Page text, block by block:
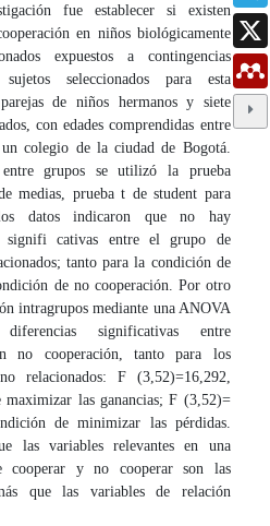
fue establecer si existen
en niños biológicamente
expuestos a contingencias
seleccionados para esta
de niños hermanos y siete
con edades comprendidas entre
colegio de la ciudad de Bogotá.
grupos se utilizó la prueba
medias, prueba t de student para
los datos indicaron que no hay
signifi cativas entre el grupo de
tanto para la condición de
de no cooperación. Por otro
intragrupos mediante una ANOVA
significativas entre
no cooperación, tanto para los
relacionados: F (3,52)=16,292,
las ganancias; F (3,52)=
de minimizar las pérdidas.
las variables relevantes en una
cooperar y no cooperar son las
que las variables de relación